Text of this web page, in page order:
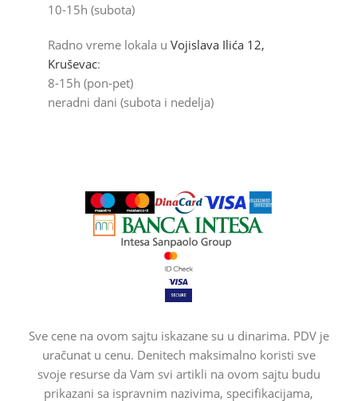
10-15h (subota)
Radno vreme lokala u Vojislava Ilića 12,
Kruševac:
8-15h (pon-pet)
neradni dani (subota i nedelja)
Sve cene na ovom sajtu iskazane su u dinarima. PDV je
uračunat u cenu. Denitech maksimalno koristi sve
svoje resurse da Vam svi artikli na ovom sajtu budu
prikazani sa ispravnim nazivima, specifikacijama,